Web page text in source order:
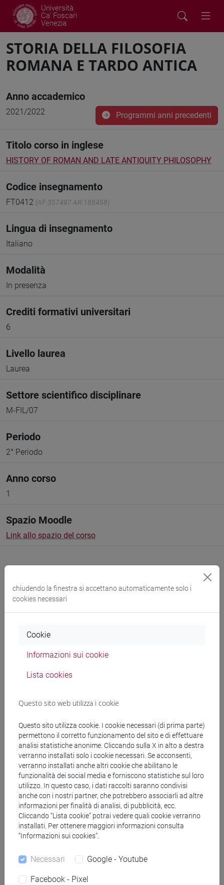
Università
Ca' Foscari
Venezia
STORIA DELLA FILOSOFIA
ROMANA E TARDO ANTICA
Anno accademico
2021/2022 Programmi anni precedenti
Titolo corso in inglese
HISTORY OF ROMAN AND LATE ANTIQUITY PHILOSOPHY
Codice insegnamento
FT0412 (AF:357497 AR:188458)
Lingua di insegnamento
Italiano
Modalità
In presenza
Crediti formativi universitari
6
Livello laurea
Laurea
Settore scientifico disciplinare
M-FIL/07
Periodo
2° Periodo
Anno corso
1
Spazio Moodle
Link allo spazio del corso
Docenti e corsi di laurea
Materiali didattici
Materiali su Moodle
Corsi di studio e percorsi
[FT2] FILOSOFIA - Laurea
filosofia/filosofia e storia/filosofia e scienze
chiudendo la finestra si accettano automaticamente solo i
cookies necessari
Cookie
Informazioni sui cookie
Lista cookies
Questo sito web utilizza i cookie
Questo sito utilizza cookie. I cookie necessari (di prima parte)
permettono il corretto funzionamento del sito e di effettuare
analisi statistiche anonime. Cliccando sulla X in alto a destra
verranno installati solo i cookie necessari. Se acconsenti,
verranno installati anche altri cookie che abilitano le
funzionalità dei social media e forniscono statistiche sul loro
utilizzo. In questo caso, i dati raccolti saranno condivisi
anche con i nostri partner, che potrebbero associarli ad altre
informazioni per finalità di analisi, di pubblicità, ecc.
Cliccando “Lista cookie” potrai vedere quali cookie verranno
installati. Per ottenere maggiori informazioni consulta
“Informazioni sui cookies”.
Necessari Google - Youtube
Facebook - Pixel